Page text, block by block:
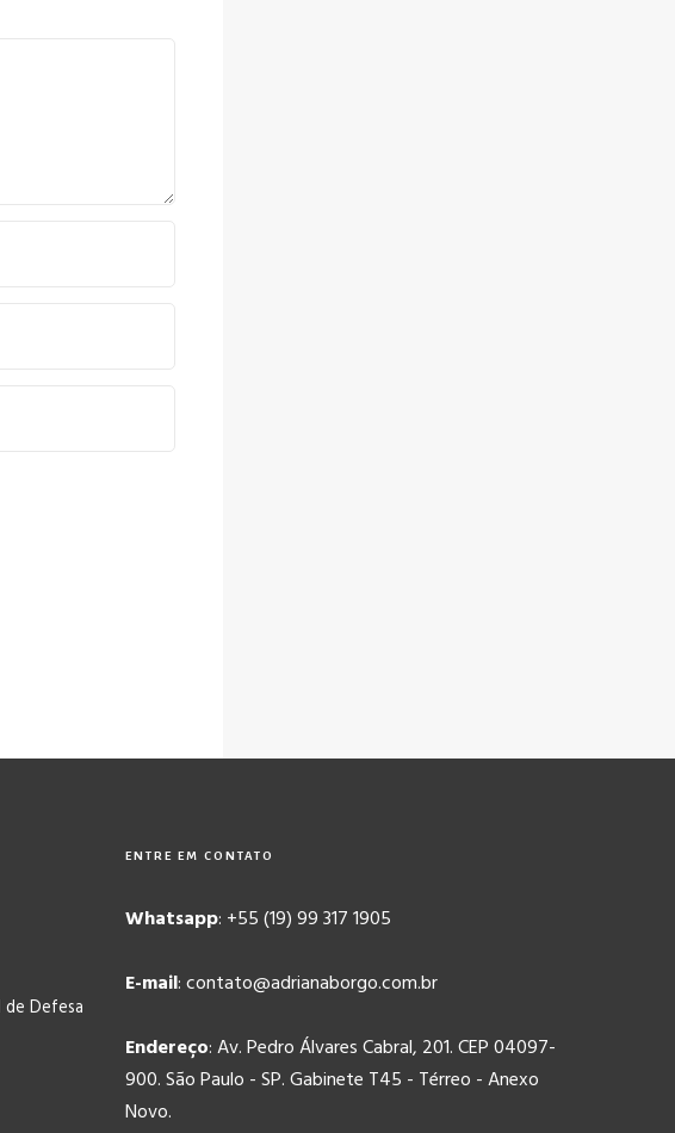
de Defesa
ENTRE EM CONTATO
Whatsapp: +55 (19) 99 317 1905
E-mail: contato@adrianaborgo.com.br
Endereço: Av. Pedro Álvares Cabral, 201. CEP 04097-
900. São Paulo - SP. Gabinete T45 - Térreo - Anexo
Novo.